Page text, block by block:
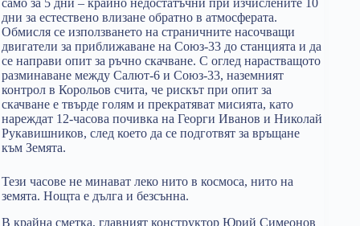
само за 5 дни – крайно недостатъчни при изчислените 10
дни за естествено влизане обратно в атмосферата.
Обмисля се използването на страничните насочващи
двигатели за приближаване на Союз-33 до станцията и да
се направи опит за ръчно скачване. С оглед нарастващото
разминаване между Салют-6 и Союз-33, наземният
контрол в Корольов счита, че рискът при опит за
скачване е твърде голям и прекратяват мисията, като
нареждат 12-часова почивка на Георги Иванов и Николай
Рукавишников, след което да се подготвят за връщане
към Земята.
Тези часове не минават леко нито в космоса, нито на
земята. Нощта е дълга и безсънна.
В крайна сметка, главният конструктор Юрий Симеонов